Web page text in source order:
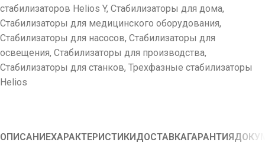
стабилизаторов Helios Y, Стабилизаторы для дома,
Стабилизаторы для медицинского оборудования,
Стабилизаторы для насосов, Стабилизаторы для
освещения, Стабилизаторы для производства,
Стабилизаторы для станков, Трехфазные стабилизаторы
Helios
ОПИСАНИЕХАРАКТЕРИСТИКИ ДОСТАВКАГАРАНТИЯ